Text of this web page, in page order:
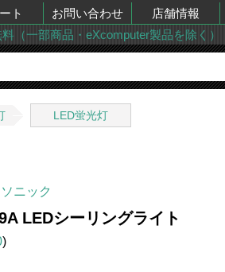
ト お問い合わせ 店舗情報
（一部商品・eXcomputer製品を除く）
LED蛍光灯
ニック
LEDシーリングライト
)